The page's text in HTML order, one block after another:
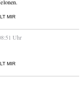
MIR
Uhr
MIR